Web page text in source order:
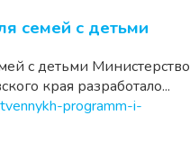
семей с детьми
с детьми Министерство
края разработало...